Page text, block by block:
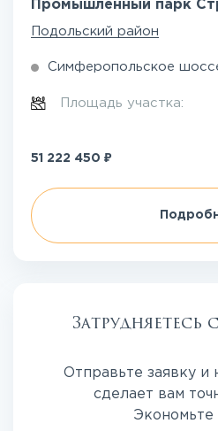
Промышленный парк
Подольский район
Симферопольское
Площадь участка:
51 222 450 ₽
Отправьте заявку и
сделает вам
Экономьте